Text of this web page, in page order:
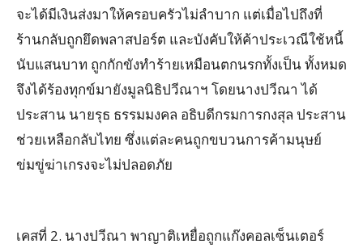
จะได้มีเงินส่งมาให้ครอบครัวไม่ลำบาก แต่เมื่อไปถึงที่
ร้านกลับถูกยึดพลาสปอร์ต และบังคับให้ค้าประเวณีใช้หนี้
นับแสนบาท ถูกกักขังทำร้ายเหมือนตกนรกทั้งเป็น ทั้งหมด
จึงได้ร้องทุกข์มายังมูลนิธิปวีณาฯ โดยนางปวีณา ได้
ประสาน นายรุธ ธรรมมงคล อธิบดีกรมการกงสุล ประสาน
ช่วยเหลือกลับไทย ซึ่งแต่ละคนถูกขบวนการค้ามนุษย์
ข่มขู่ฆ่าเกรงจะไม่ปลอดภัย
เคสที่ 2. นางปวีณา พาญาติเหยื่อถูกแก๊งคอลเซ็นเตอร์